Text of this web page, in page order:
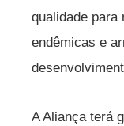
qualidade
endêmicas e
A Aliança terá